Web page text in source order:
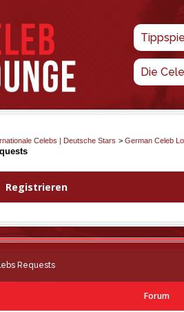
Die
Celebs | Deutsche Stars > German Celeb
Registrieren
Requests
Forum